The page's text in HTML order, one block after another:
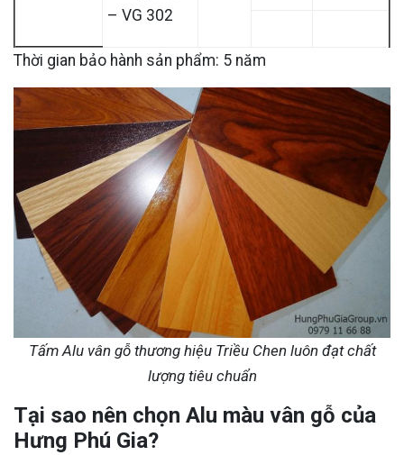
– VG 302
Thời gian bảo hành sản phẩm: 5 năm
Tấm Alu vân gỗ thương hiệu Triều Chen luôn đạt chất
lượng tiêu chuẩn
Tại sao nên chọn Alu màu vân gỗ của
Hưng Phú Gia?